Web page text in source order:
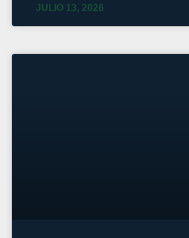
JULIO 13, 2026